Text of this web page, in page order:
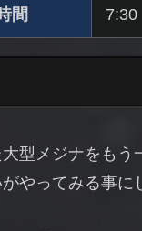
間 7:30
型メジナをも
やってみる事に